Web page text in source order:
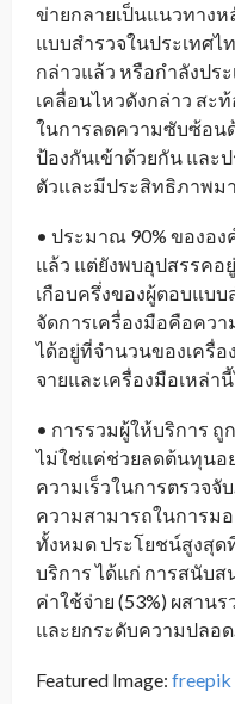
ข่ายกลายเป็นแนวทางห
แบบสำรวจในประเทศไ
กล่าวแล้ว หรือกำลังปร
เคลื่อนไหวดังกล่าว สะ
ในการลดความซับซ้อน
ป้องกันเข้าด้วยกัน และ
ตัวและมีประสิทธิภาพม
• ประมาณ 90% ของอ
แล้ว แต่ยังพบอุปสรรค
เกือบครึ่งของผู้ตอบแบบ
จัดการเครื่องมือคือคว
ได้อยู่ที่จำนวนของเครื่อ
จายและเครื่องมือเหล่
• การรวมผู้ให้บริการ ถู
ไม่ใช่แค่ช่วยลดต้นทุนอย่
ความเร็วในการตรวจ
ความสามารถในการม
ทั้งหมด ประโยชน์สูงสุด
บริการ ได้แก่ การสนับส
ค่าใช้จ่าย (53%) ผสาน
และยกระดับความปลอด
Featured Image: freepik